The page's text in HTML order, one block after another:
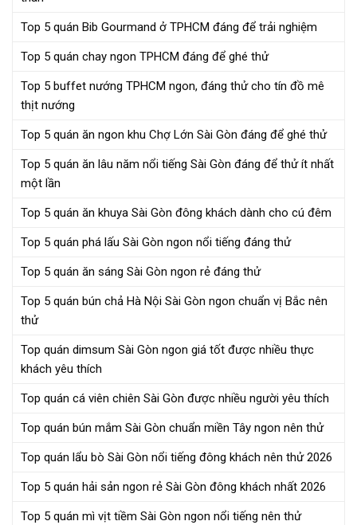
Top 5 quán Bib Gourmand ở TPHCM đáng để trải nghiệm
Top 5 quán chay ngon TPHCM đáng để ghé thử
Top 5 buffet nướng TPHCM ngon, đáng thử cho tín đồ mê
thịt nướng
Top 5 quán ăn ngon khu Chợ Lớn Sài Gòn đáng để ghé thử
Top 5 quán ăn lâu năm nổi tiếng Sài Gòn đáng để thử ít nhất
một lần
Top 5 quán ăn khuya Sài Gòn đông khách dành cho cú đêm
Top 5 quán phá lấu Sài Gòn ngon nổi tiếng đáng thử
Top 5 quán ăn sáng Sài Gòn ngon rẻ đáng thử
Top 5 quán bún chả Hà Nội Sài Gòn ngon chuẩn vị Bắc nên
thử
Top quán dimsum Sài Gòn ngon giá tốt được nhiều thực
khách yêu thích
Top quán cá viên chiên Sài Gòn được nhiều người yêu thích
Top quán bún mắm Sài Gòn chuẩn miền Tây ngon nên thử
Top quán lẩu bò Sài Gòn nổi tiếng đông khách nên thử 2026
Top 5 quán hải sản ngon rẻ Sài Gòn đông khách nhất 2026
Top 5 quán mì vịt tiềm Sài Gòn ngon nổi tiếng nên thử